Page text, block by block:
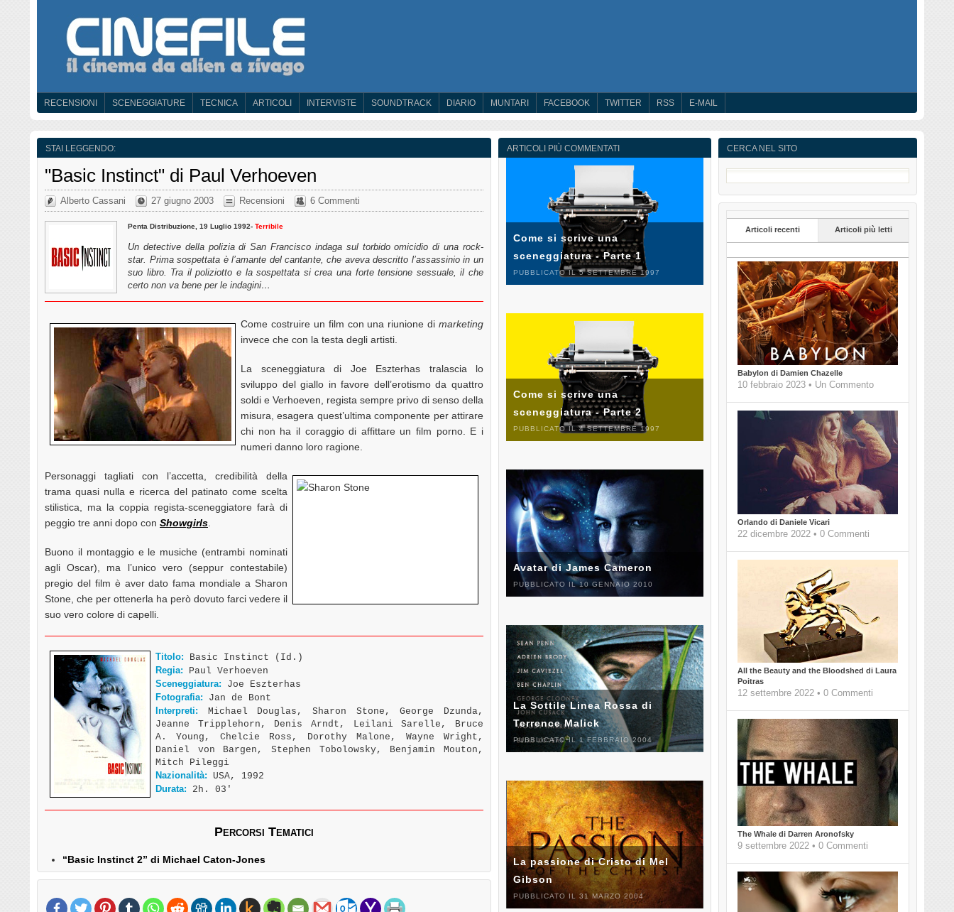
RECENSIONI SCENEGGIATURE TECNICA ARTICOLI INTERVISTE SOUNDTRACK DIARIO MUNTARI FACEBOOK TWITTER RSS E-MAIL
STAI LEGGENDO:
"Basic Instinct" di Paul Verhoeven
Alberto Cassani 27 giugno 2003 Recensioni 6 Commenti
Penta Distribuzione, 19 Luglio 1992- Terribile
Un detective della polizia di San Francisco indaga sul torbido omicidio di una rock-
star. Prima sospettata è l’amante del cantante, che aveva descritto l’assassinio in un
suo libro. Tra il poliziotto e la sospettata si crea una forte tensione sessuale, il che
certo non va bene per le indagini…
Come costruire un film con una riunione di marketing
invece che con la testa degli artisti.
La sceneggiatura di Joe Eszterhas tralascia lo
sviluppo del giallo in favore dell’erotismo da quattro
soldi e Verhoeven, regista sempre privo di senso della
misura, esagera quest’ultima componente per attirare
chi non ha il coraggio di affittare un film porno. E i
numeri danno loro ragione.
Personaggi tagliati con l’accetta, credibilità della
trama quasi nulla e ricerca del patinato come scelta
stilistica, ma la coppia regista-sceneggiatore farà di
peggio tre anni dopo con Showgirls
Buono il montaggio e le musiche (entrambi nominati
agli Oscar), ma l’unico vero (seppur contestabile)
pregio del film è aver dato fama mondiale a Sharon
Stone, che per ottenerla ha però dovuto farci vedere il
suo vero colore di capelli.
Titolo: Basic Instinct (Id.)
Regia: Paul Verhoeven
Sceneggiatura: Joe Eszterhas
Fotografia: Jan de Bont
Interpreti: Michael Douglas, Sharon Stone, George Dzunda,
Jeanne Tripplehorn, Denis Arndt, Leilani Sarelle, Bruce
A. Young, Chelcie Ross, Dorothy Malone, Wayne Wright,
Daniel von Bargen, Stephen Tobolowsky, Benjamin Mouton,
Mitch Pileggi
Nazionalità: USA, 1992
Durata: 2h. 03′
Percorsi Tematici
“Basic Instinct 2” di Michael Caton-Jones
CERCA NEL SITO
Articoli recenti Articoli più letti
Babylon di Damien Chazelle
10 febbraio 2023 • Un Commento
Orlando di Daniele Vicari
22 dicembre 2022 • 0 Commenti
All the Beauty and the Bloodshed di Laura
Poitras
12 settembre 2022 • 0 Commenti
The Whale di Darren Aronofsky
9 settembre 2022 • 0 Commenti
ARTICOLI PIÙ COMMENTATI
Come si scrive una
sceneggiatura - Parte 1
PUBBLICATO IL 5 SETTEMBRE 1997
Come si scrive una
sceneggiatura - Parte 2
PUBBLICATO IL 4 SETTEMBRE 1997
Avatar di James Cameron
PUBBLICATO IL 10 GENNAIO 2010
La Sottile Linea Rossa di
Terrence Malick
PUBBLICATO IL 1 FEBBRAIO 2004
La passione di Cristo di Mel
Gibson
PUBBLICATO IL 31 MARZO 2004